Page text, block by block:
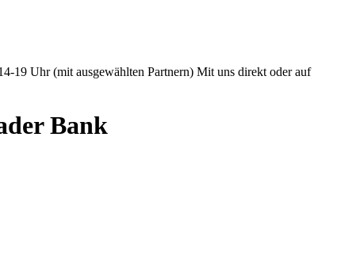
19 Uhr (mit ausgewählten Partnern) Mit uns direkt oder auf
Bank